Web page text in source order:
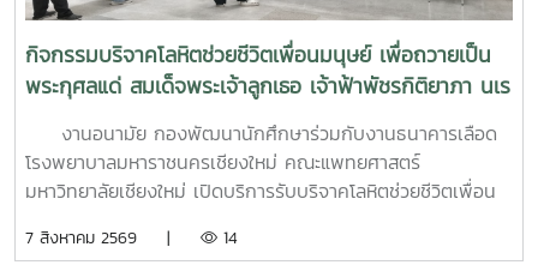
กิจกรรมบริจาคโลหิตช่วยชีวิตเพื่อนมนุษย์ เพื่อถวายเป็น
พระกุศลแด่ สมเด็จพระเจ้าลูกเธอ เจ้าฟ้าพัชรกิติยาภา นเร
นทิราเทพยวดี กรมหลวงราช สาริณีสิริพัชร มหาวัชรราช
ธิดา (สวนดอก 7 สค.69)
งานอนามัย กองพัฒนานักศึกษาร่วมกับงานธนาคารเลือด
โรงพยาบาลมหาราชนครเชียงใหม่ คณะแพทยศาสตร์
มหาวิทยาลัยเชียงใหม่ เปิดบริการรับบริจาคโลหิตช่วยชีวิตเพื่อน
รกิติยาภา นเรนทิราเทพยวดี กรมหลวงราช สาริณีสิริพัชร มหา
7 สิงหาคม 2569 | 14